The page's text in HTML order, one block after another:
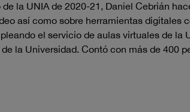
la UNIA de 2020-21, Daniel Cebrián
así como sobre herramientas digitales
el servicio de aulas virtuales de la
la Universidad. Contó con más de 400